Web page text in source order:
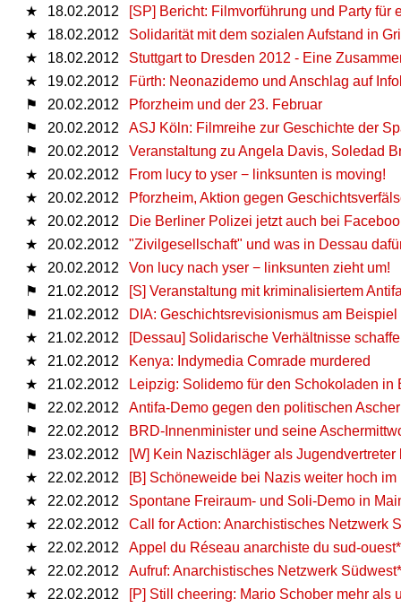
★
18.02.2012
[SP] Bericht: Filmvorführung und Party für
★
18.02.2012
Solidarität mit dem sozialen Aufstand in
★
18.02.2012
Stuttgart to Dresden 2012 - Eine
★
19.02.2012
Fürth: Neonazidemo und Anschlag auf
⚑
20.02.2012
Pforzheim und der 23. Februar
⚑
20.02.2012
ASJ Köln: Filmreihe zur Geschichte der
⚑
20.02.2012
Veranstaltung zu Angela Davis, Soledad
★
20.02.2012
From lucy to yser − linksunten is moving!
★
20.02.2012
Pforzheim, Aktion gegen
★
20.02.2012
Die Berliner Polizei jetzt auch bei
★
20.02.2012
"Zivilgesellschaft" und was in Dessau
★
20.02.2012
Von lucy nach yser − linksunten zieht um!
⚑
21.02.2012
[S] Veranstaltung mit kriminalisiertem
⚑
21.02.2012
DIA: Geschichtsrevisionismus am
★
21.02.2012
[Dessau] Solidarische Verhältnisse
★
21.02.2012
Kenya: Indymedia Comrade murdered
★
21.02.2012
Leipzig: Solidemo für den Schokoladen in
⚑
22.02.2012
Antifa-Demo gegen den politischen
⚑
22.02.2012
BRD-Innenminister und seine
⚑
23.02.2012
[W] Kein Nazischläger als
★
22.02.2012
[B] Schöneweide bei Nazis weiter hoch im
★
22.02.2012
Spontane Freiraum- und Soli-Demo in
★
22.02.2012
Call for Action: Anarchistisches Netzwerk
★
22.02.2012
Appel du Réseau anarchiste du sud-ouest*
★
22.02.2012
Aufruf: Anarchistisches Netzwerk
★
22.02.2012
[P] Still cheering: Mario Schober mehr als